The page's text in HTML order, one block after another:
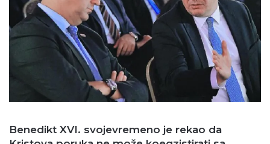
Benedikt XVI. svojevremeno je rekao da